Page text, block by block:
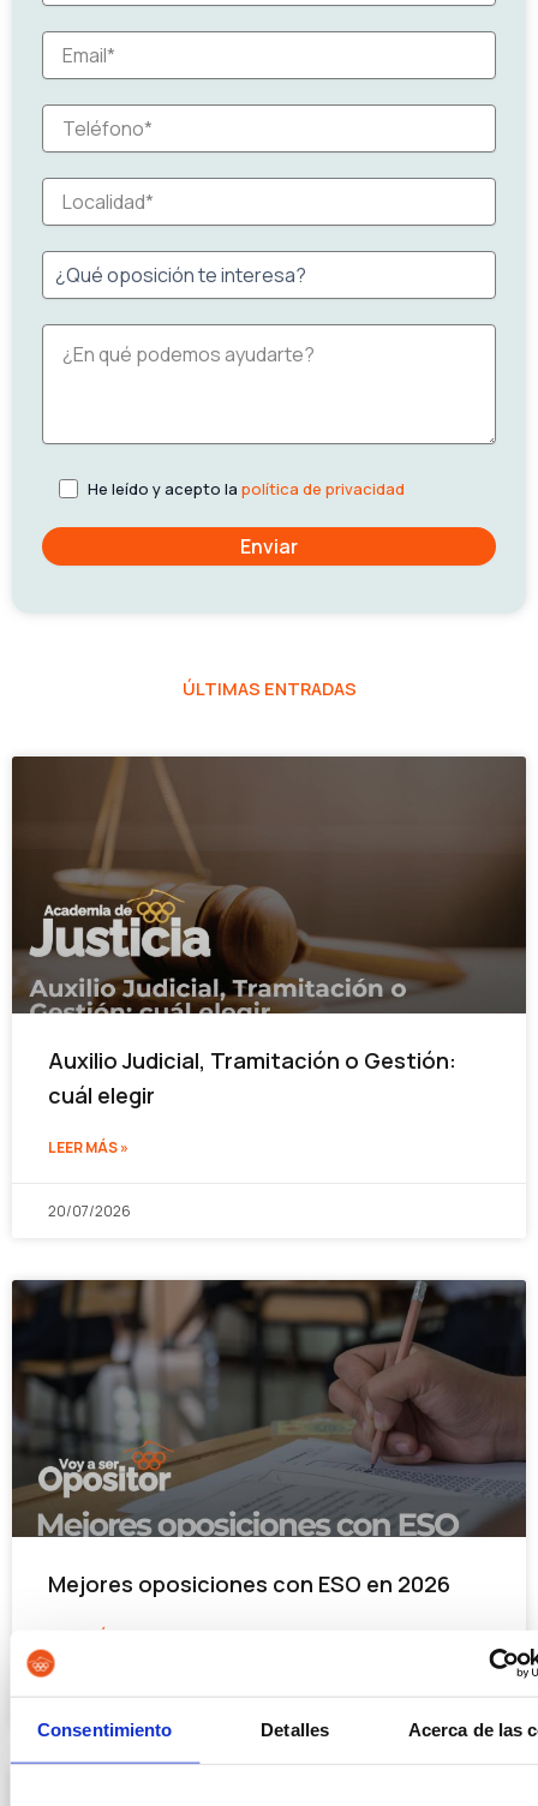
Consentimiento Detalles Acerca de las
He leído y acepto lapolítica de privacidad
ÚLTIMAS ENTRADAS
Auxilio Judicial, Tramitación o Gestión:
cuál elegir
LEER MÁS »
20/07/2026
Mejores oposiciones con ESO en 2026
15/07/2026